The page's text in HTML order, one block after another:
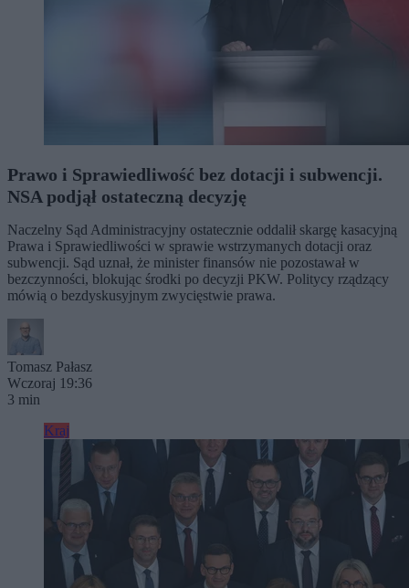
Prawo i Sprawiedliwość bez dotacji i subwencji.
NSA podjął ostateczną decyzję
Naczelny Sąd Administracyjny ostatecznie oddalił skargę kasacyjną
Prawa i Sprawiedliwości w sprawie wstrzymanych dotacji oraz
subwencji. Sąd uznał, że minister finansów nie pozostawał w
bezczynności, blokując środki po decyzji PKW. Politycy rządzący
mówią o bezdyskusyjnym zwycięstwie prawa.
Tomasz Pałasz
Wczoraj 19:36
3 min
Kraj